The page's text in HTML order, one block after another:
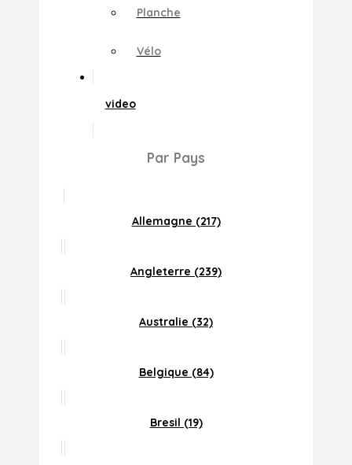
Planche
Vélo
video
Par Pays
Allemagne (217)
Angleterre (239)
Australie (32)
Belgique (84)
Bresil (19)